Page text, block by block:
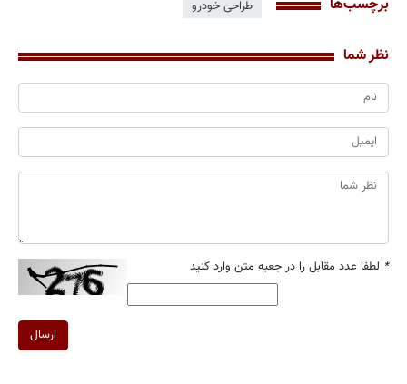
برچسب‌ها طراحی خودرو
نظر شما
* لطفا عدد مقابل را در جعبه متن وارد کنید
ارسال